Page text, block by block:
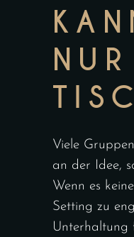
Viele
an der Idee,
Wenn es
Setting zu
Unterhaltung